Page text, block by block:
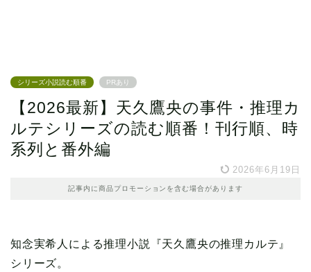
シリーズ小説読む順番 PRあり
【2026最新】天久鷹央の事件・推理カ
ルテシリーズの読む順番！刊行順、時
系列と番外編
2026年6月19日
記事内に商品プロモーションを含む場合があります
知念実希人による推理小説『天久鷹央の推理カルテ』
シリーズ。